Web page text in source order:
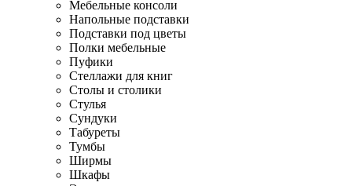
Мебельные консоли
Напольные подставки
Подставки под цветы
Полки мебельные
Пуфики
Стеллажи для книг
Столы и столики
Стулья
Сундуки
Табуреты
Тумбы
Ширмы
Шкафы